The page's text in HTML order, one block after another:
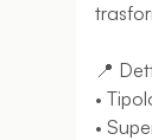
📍
•
•